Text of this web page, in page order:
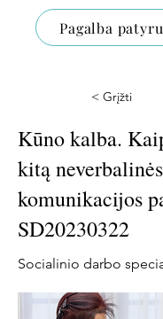
Pagalba
< Grįžti
Kūno kalba.
kitą neverbalinės
komunikacijos
SD20230322
Socialinio darbo